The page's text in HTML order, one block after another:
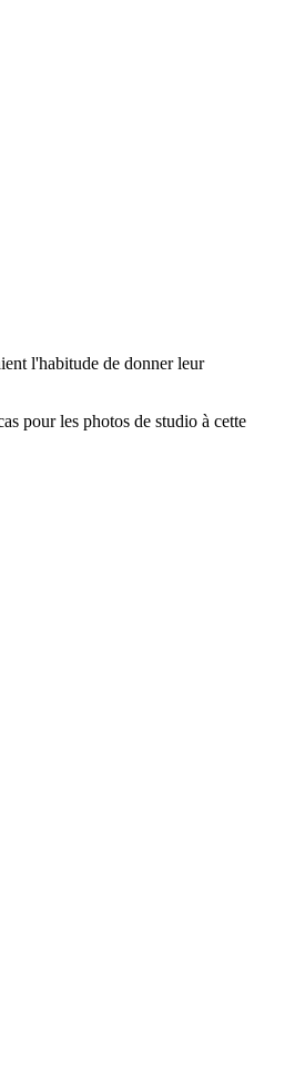
l'habitude de donner leur
pour les photos de studio à cette